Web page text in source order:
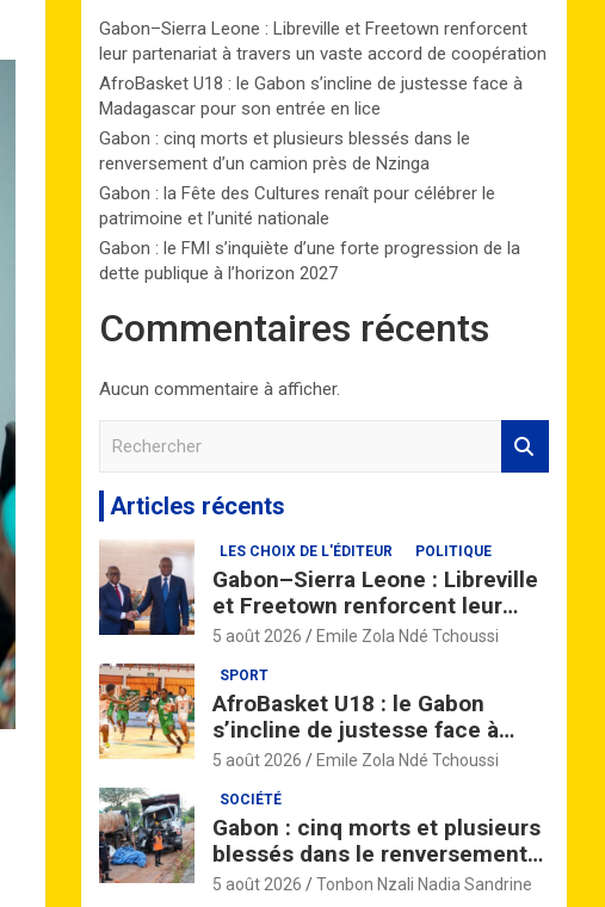
Gabon–Sierra Leone : Libreville et Freetown renforcent
leur partenariat à travers un vaste accord de coopération
AfroBasket U18 : le Gabon s’incline de justesse face à
Madagascar pour son entrée en lice
Gabon : cinq morts et plusieurs blessés dans le
renversement d’un camion près de Nzinga
Gabon : la Fête des Cultures renaît pour célébrer le
patrimoine et l’unité nationale
Gabon : le FMI s’inquiète d’une forte progression de la
dette publique à l’horizon 2027
Commentaires récents
Aucun commentaire à afficher.
c
h
e
Articles récents
LES CHOIX DE L'ÉDITEUR POLITIQUE
Gabon–Sierra Leone : Libreville
et Freetown renforcent leur
partenariat à travers un vaste
5 août 2026 Emile Zola Ndé Tchoussi
SPORT
AfroBasket U18 : le Gabon
s’incline de justesse face à
Madagascar pour son entrée en
5 août 2026 Emile Zola Ndé Tchoussi
SOCIÉTÉ
Gabon : cinq morts et plusieurs
blessés dans le renversement
d’un camion près de Nzinga
5 août 2026 Tonbon Nzali Nadia Sandrine